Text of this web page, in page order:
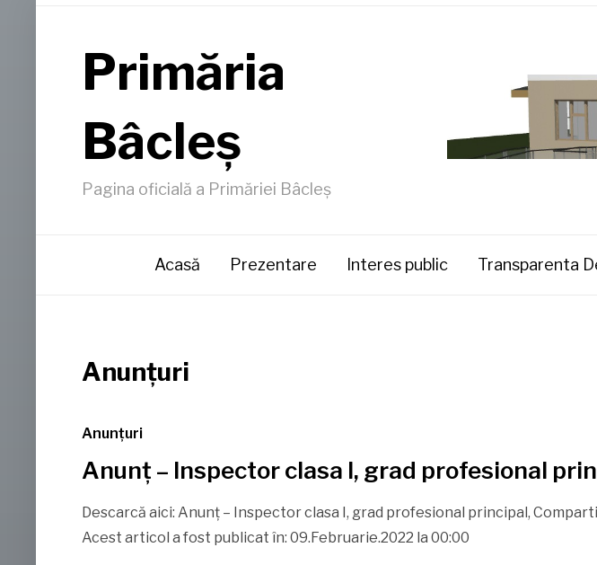
Primăria
Bâcleş
Pagina oficială a Primăriei Bâcleş
Acasă Prezentare Interes public Transparenta
Anunţuri
Anunţuri
Anunț – Inspector clasa I, grad profesional
Descarcă aici: Anunț – Inspector clasa I, grad profesional principal,
Acest articol a fost publicat în: 09.Februarie.2022 la 00:00